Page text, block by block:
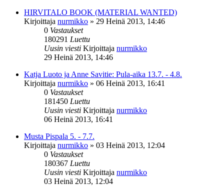
HIRVITALO BOOK (MATERIAL WANTED)
Kirjoittaja nurmikko » 29 Heinä 2013, 14:46
0 Vastaukset
180291 Luettu
Uusin viesti Kirjoittaja nurmikko
29 Heinä 2013, 14:46
Katja Luoto ja Anne Savitie: Pula-aika 13.7. - 4.8.
Kirjoittaja nurmikko » 06 Heinä 2013, 16:41
0 Vastaukset
181450 Luettu
Uusin viesti Kirjoittaja nurmikko
06 Heinä 2013, 16:41
Musta Pispala 5. - 7.7.
Kirjoittaja nurmikko » 03 Heinä 2013, 12:04
0 Vastaukset
180367 Luettu
Uusin viesti Kirjoittaja nurmikko
03 Heinä 2013, 12:04